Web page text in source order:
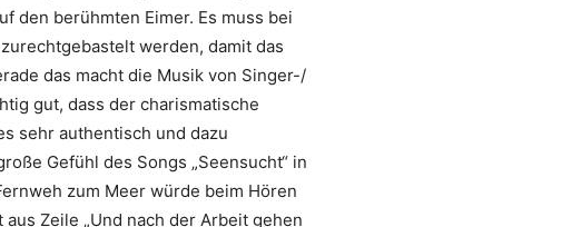
den berühmten Eimer. Es muss bei
werden, damit das
das macht die Musik von Singer-/
gut, dass der charismatische
sehr authentisch und dazu
Gefühl des Songs „Seensucht“ in
zum Meer würde beim Hören
Zeile „Und nach der Arbeit gehen